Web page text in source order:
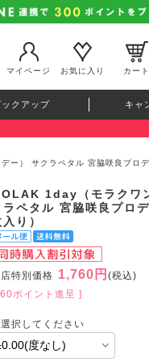
マイページ
お気に入り カート
ックアップ キャ
ー） サクラペタル 宮脇咲良プロ
1day（モラクワ
ラペタル 宮脇咲良プロ
り）
特別価格 1,760円 (税込)
ポイント進呈 ]